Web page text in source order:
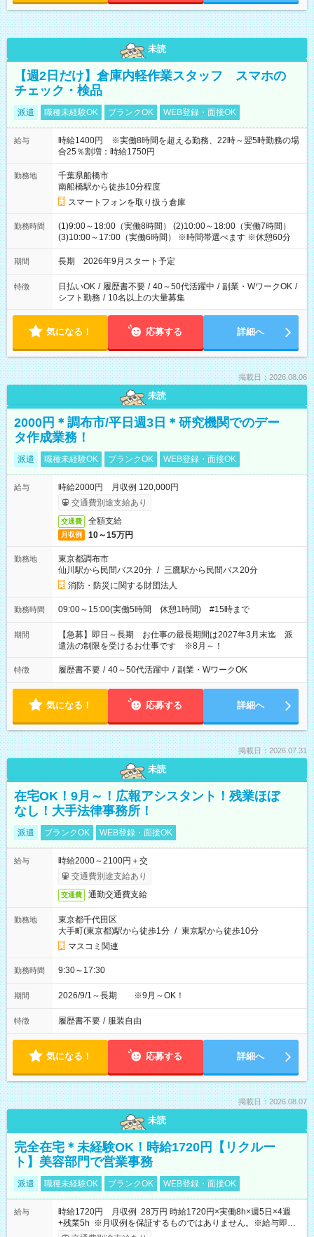
未読
【週2日だけ】倉庫内軽作業スタッフ スマホの
チェック・検品
派遣 職種未経験OK ブランクOK WEB登録・面接OK
給与
時給1400円 ※実働8時間を超える勤務、22時～翌5時勤務の場
合25％割増：時給1750円
勤務地
千葉県船橋市
南船橋駅から徒歩10分程度
スマートフォンを取り扱う倉庫
勤務時間
(1)9:00～18:00（実働8時間） (2)10:00～18:00（実働7時間）
(3)10:00～17:00（実働6時間） ※時間帯選べます ※休憩60分
期間 長期 2026年9月スタート予定
特徴 日払いOK / 履歴書不要 / 40～50代活躍中 / 副業・WワークOK /
シフト勤務 / 10名以上の大量募集
気になる！ 応募する 詳細へ
掲載日：2026.08.06
未読
2000円＊調布市/平日週3日＊研究機関でのデー
タ作成業務！
派遣 職種未経験OK ブランクOK WEB登録・面接OK
給与
時給2000円 月収例 120,000円
交通費別途支給あり
交通費 全額支給
月収例 10～15万円
勤務地
東京都調布市
仙川駅から民間バス20分 / 三鷹駅から民間バス20分
消防・防災に関する財団法人
勤務時間 09:00～15:00(実働5時間 休憩1時間) #15時まで
期間
【急募】即日～長期 お仕事の最長期間は2027年3月末迄 派
遣法の制限を受けるお仕事です ※8月～！
特徴 履歴書不要 / 40～50代活躍中 / 副業・WワークOK
気になる！ 応募する 詳細へ
掲載日：2026.07.31
未読
在宅OK！9月～！広報アシスタント！残業ほぼ
なし！大手法律事務所！
派遣 ブランクOK WEB登録・面接OK
給与
時給2000～2100円＋交
交通費別途支給あり
交通費 通勤交通費支給
勤務地
東京都千代田区
大手町(東京都)駅から徒歩1分 / 東京駅から徒歩10分
マスコミ関連
勤務時間 9:30～17:30
期間 2026/9/1～長期 ※9月～OK！
特徴 履歴書不要 / 服装自由
気になる！ 応募する 詳細へ
掲載日：2026.08.07
未読
完全在宅＊未経験OK！時給1720円【リクルー
ト】美容部門で営業事務
派遣 職種未経験OK ブランクOK WEB登録・面接OK
給与
時給1720円 月収例 28万円 時給1720円×実働8h×週5日×4週
+残業5h ※月収例を保証するものではありません。※給与即受
取りサービス利用可（利用条件有）